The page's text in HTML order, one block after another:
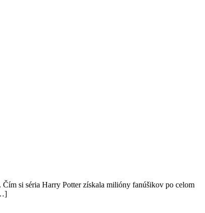
si séria Harry Potter získala milióny fanúšikov po celom